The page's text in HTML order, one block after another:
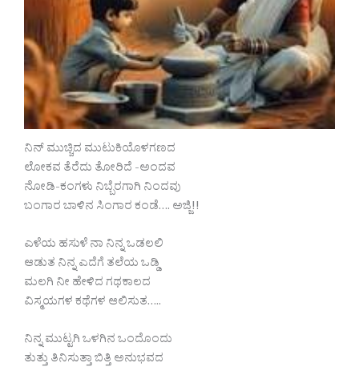
ನಿನ್ ಮುಚ್ಚಿದ ಮುಟುಕಿಯೊಳಗಣದ
ಲೋಕವ ತೆರೆದು ತೋರಿದೆ -ಅಂದವ
ನೋಡಿ-ಕಂಗಳು ನಿಬ್ಬೆರಗಾಗಿ ನಿಂದವು
ಬಂಗಾರ ಬಾಳಿನ ಸಿಂಗಾರ ಕಂಡೆ…. ಅಜ್ಜಿ!!
ಎಳೆಯ ಹಸುಳೆ ನಾ ನಿನ್ನ ಒಡಲಲಿ
ಆಡುತ ನಿನ್ನ ಎದೆಗೆ ತಲೆಯ ಒಡ್ಡಿ
ಮಲಗಿ ನೀ ಹೇಳಿದ ಗಥಕಾಲದ
ವಿಸ್ಮಯಗಳ ಕಥೆಗಳ ಆಲಿಸುತ…..
ನಿನ್ನ ಮುಟ್ಟಗಿ ಒಳಗಿನ ಒಂದೊಂದು
ತುತ್ತು ತಿನಿಸುತ್ತಾ ಬಿತ್ತಿ ಅನುಭವದ